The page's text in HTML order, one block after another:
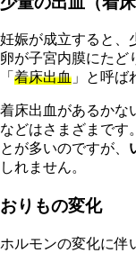
妊娠が成立すると、
卵が子宮内膜にたど
「 着床出血 」と呼ば
着床出血があるかな
などはさまざまです
とが多いのですが、
しれません。
おりもの変化
ホルモンの変化に伴